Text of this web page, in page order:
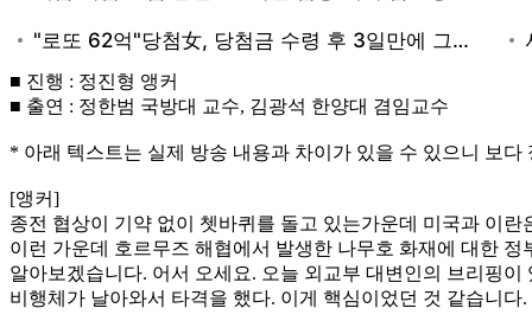
■ 진행 : 정진형 앵커
■ 출연 : 정한범 국방대 교수, 김광석 한양대 겸임교수
* 아래 텍스트는 실제 방송 내용과 차이가 있을 수 있으니 보
[앵커]
종전 협상이 기약 없이 쳇바퀴를 돌고 있는가운데 미국과 이
이런 가운데 호르무즈 해협에서 발생한 나무호 화재에 대한
알아보겠습니다. 어서 오세요. 오늘 외교부 대변인의 브리핑
비행체가 날아와서 타격을 했다. 이게 핵심이었던 것 같습니